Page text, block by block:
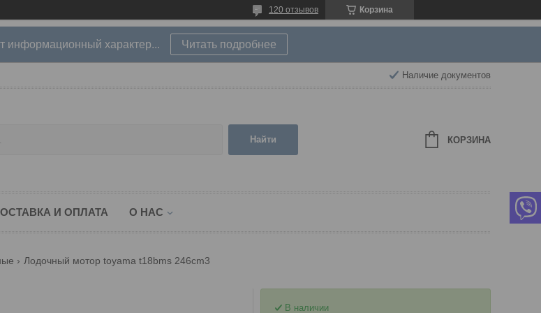
Корзина
120 отзывов
информационный характер... Читать подробнее
Наличие документов
Найти КОРЗИНА
И ОПЛАТА О НАС
Лодочный мотор toyama t18bms 246cm3
В наличии